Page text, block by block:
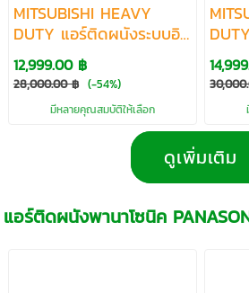
MITSUBISHI HEAVY
DUTY แอร์ติดผนังระบบอิน
เวอร์เตอร์รุ่น HOSHI
SERIES R32 ขนาด 8727-
16557 BTU
12,999.00 ฿
28,000.00 ฿ (-54%)
มีหลายคุณสมบัติให้เลือก
เวอร์
R32
BTU
ดูเพิ่มเติม
แอร์ติดผนังพานาโซนิค